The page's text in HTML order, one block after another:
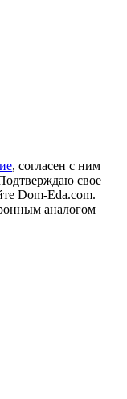
, согласен с ним
свое
Dom-Eda.com.
аналогом